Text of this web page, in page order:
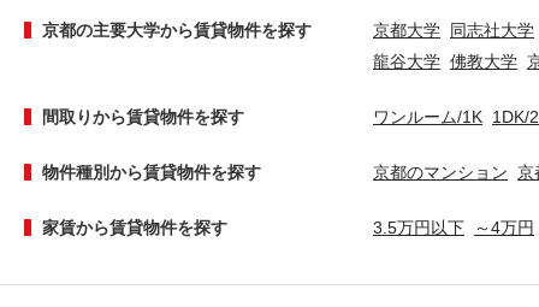
京都の主要大学から賃貸物件を探す 京都大学 同志社大学
龍谷大学 佛教大学
間取りから賃貸物件を探す ワンルーム/1K 1DK/
物件種別から賃貸物件を探す 京都のマンション 京
家賃から賃貸物件を探す 3.5万円以下 ～4万円